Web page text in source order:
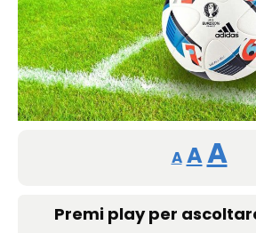
A
Reducir
tamaño
fuente.
A
de
A
Premi play per